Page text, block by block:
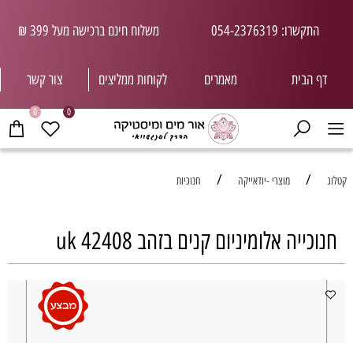
התקשרו: 054-2376319 משלוח חינם ברכישה מעל 399 ₪
דף הבית מאמרים לקוחות ממליצים צור קשר
0 0
קטלוג / מוצרי -יודאייקה / חנוכיות
חנוכייה אלומיניום קנים בזהב uk 42408